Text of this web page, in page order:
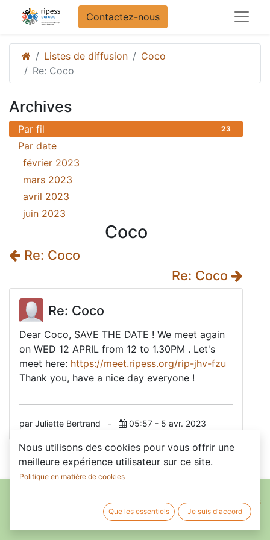
Contactez-nous
Listes de diffusion
Coco
Re: Coco
Archives
Par fil 23
Par date
février 2023
mars 2023
avril 2023
juin 2023
Coco
Re: Coco
Re: Coco
Re: Coco
Dear Coco, SAVE THE DATE ! We meet again
on WED 12 APRIL from 12 to 1.30PM . Let's
meet here: https://meet.ripess.org/rip-jhv-fzu
Thank you, have a nice day everyone !
par Juliette Bertrand - 05:57 - 5 avr. 2023
Conditions de services
Nous utilisons des cookies pour vous offrir une
meilleure expérience utilisateur sur ce site.
Politique en matière de cookies
Que les essentiels Je suis d'accord